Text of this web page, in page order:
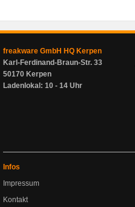
freakware GmbH HQ Kerpen
Karl-Ferdinand-Braun-Str. 33
50170 Kerpen
Ladenlokal: 10 - 14 Uhr
Infos
Impressum
Kontakt